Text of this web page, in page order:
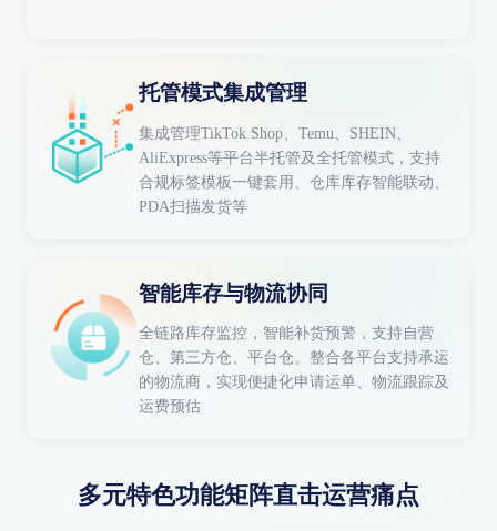
托管模式集成管理
集成管理TikTok Shop、Temu、SHEIN、
AliExpress等平台半托管及全托管模式，支持
合规标签模板一键套用、仓库库存智能联动、
PDA扫描发货等
智能库存与物流协同
全链路库存监控，智能补货预警，支持自营
仓、第三方仓、平台仓。整合各平台支持承运
的物流商，实现便捷化申请运单、物流跟踪及
运费预估
多元特色功能矩阵直击运营痛点